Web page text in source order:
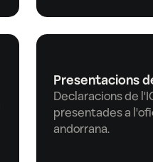
Presentacions
Declaracions de
presentades a
andorrana.